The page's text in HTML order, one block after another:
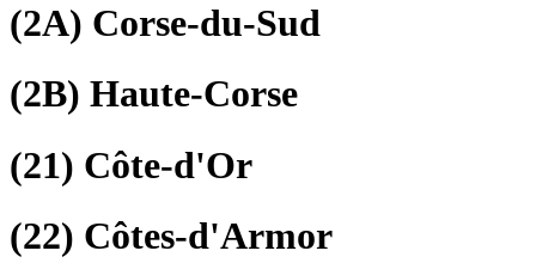
(2A) Corse-du-Sud
(2B) Haute-Corse
(21) Côte-d'Or
(22) Côtes-d'Armor